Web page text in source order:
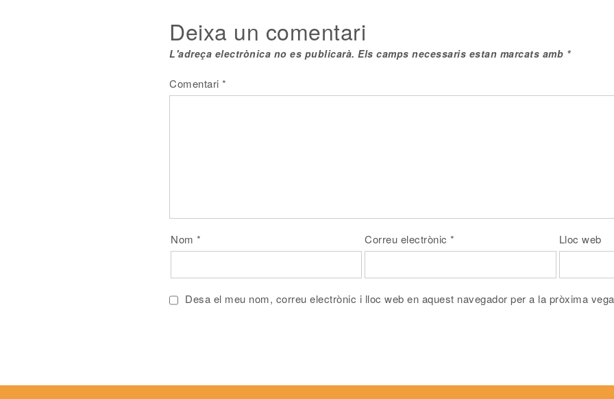
Deixa un comentari
L'adreça electrònica no es publicarà. Els camps necessaris estan marcats amb *
Comentari *
Nom * Correu electrònic* Lloc web
Desa el meu nom, correu electrònic i lloc web en aquest navegador per a la pròxima